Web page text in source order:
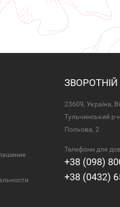
23609, Україна,
Тульчинський р-
Польова, 2
Телефони для
+38 (098)
+38 (0432)